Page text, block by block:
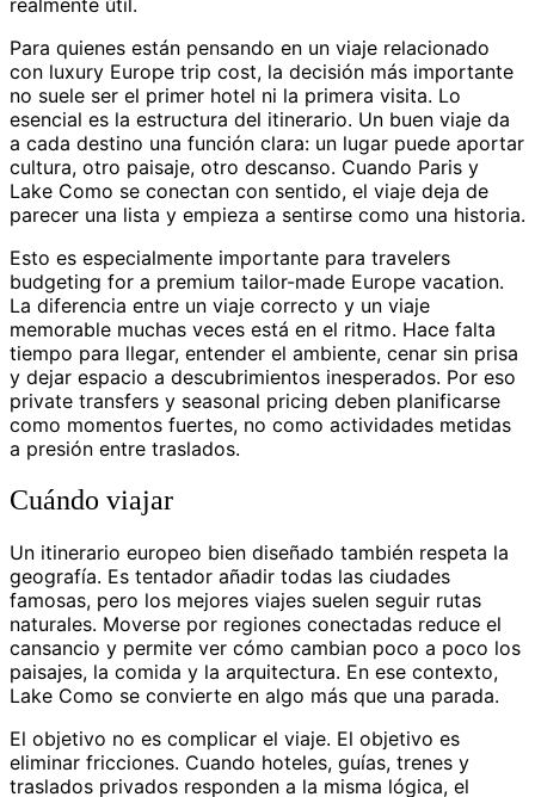
realmente útil.
Para quienes están pensando en un viaje relacionado
con luxury Europe trip cost, la decisión más importante
no suele ser el primer hotel ni la primera visita. Lo
esencial es la estructura del itinerario. Un buen viaje da
a cada destino una función clara: un lugar puede aportar
cultura, otro paisaje, otro descanso. Cuando Paris y
Lake Como se conectan con sentido, el viaje deja de
parecer una lista y empieza a sentirse como una historia.
Esto es especialmente importante para travelers
budgeting for a premium tailor-made Europe vacation.
La diferencia entre un viaje correcto y un viaje
memorable muchas veces está en el ritmo. Hace falta
tiempo para llegar, entender el ambiente, cenar sin prisa
y dejar espacio a descubrimientos inesperados. Por eso
private transfers y seasonal pricing deben planificarse
como momentos fuertes, no como actividades metidas
a presión entre traslados.
Cuándo viajar
Un itinerario europeo bien diseñado también respeta la
geografía. Es tentador añadir todas las ciudades
famosas, pero los mejores viajes suelen seguir rutas
naturales. Moverse por regiones conectadas reduce el
cansancio y permite ver cómo cambian poco a poco los
paisajes, la comida y la arquitectura. En ese contexto,
Lake Como se convierte en algo más que una parada.
El objetivo no es complicar el viaje. El objetivo es
eliminar fricciones. Cuando hoteles, guías, trenes y
traslados privados responden a la misma lógica, el